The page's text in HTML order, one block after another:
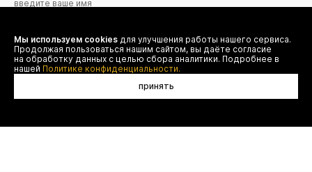
Я даю согласие на сбор, обработку и хранение моих
персональных данных (имя, email, телефон) для получения
рекламных и информационных рассылок от ООО 'БТ
Юнайтед', а также ознакомлен(а) с
Политикой конфиденциальности
Мы используем cookies для улучшения работы нашего сервиса.
Продолжая пользоваться нашим сайтом, вы даёте согласие
на обработку данных с целью сбора аналитики. Подробнее в
нашей Политике конфиденциальности.
принять